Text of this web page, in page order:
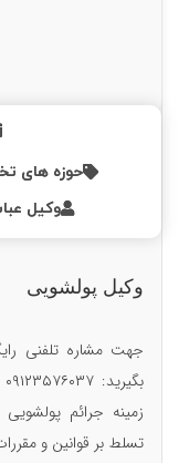
حوزه های
وکیل
وکیل پولشویی
جهت مشاره تلفنی
زمینه جرائم
تسلط بر قوانین و